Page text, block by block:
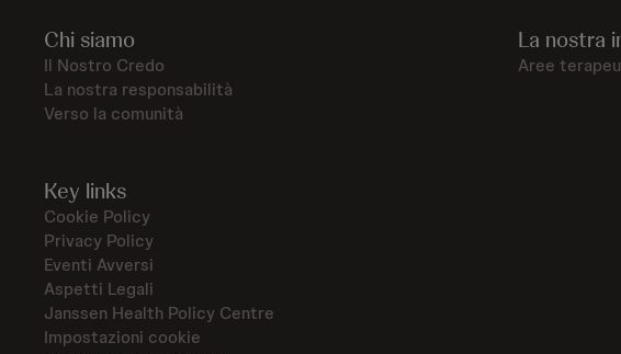
Chi siamo
Il Nostro Credo
La nostra responsabilità
Verso la comunità
La nostra
Aree
Key links
Cookie Policy
Privacy Policy
Eventi Avversi
Aspetti Legali
Janssen Health Policy Centre
Impostazioni cookie